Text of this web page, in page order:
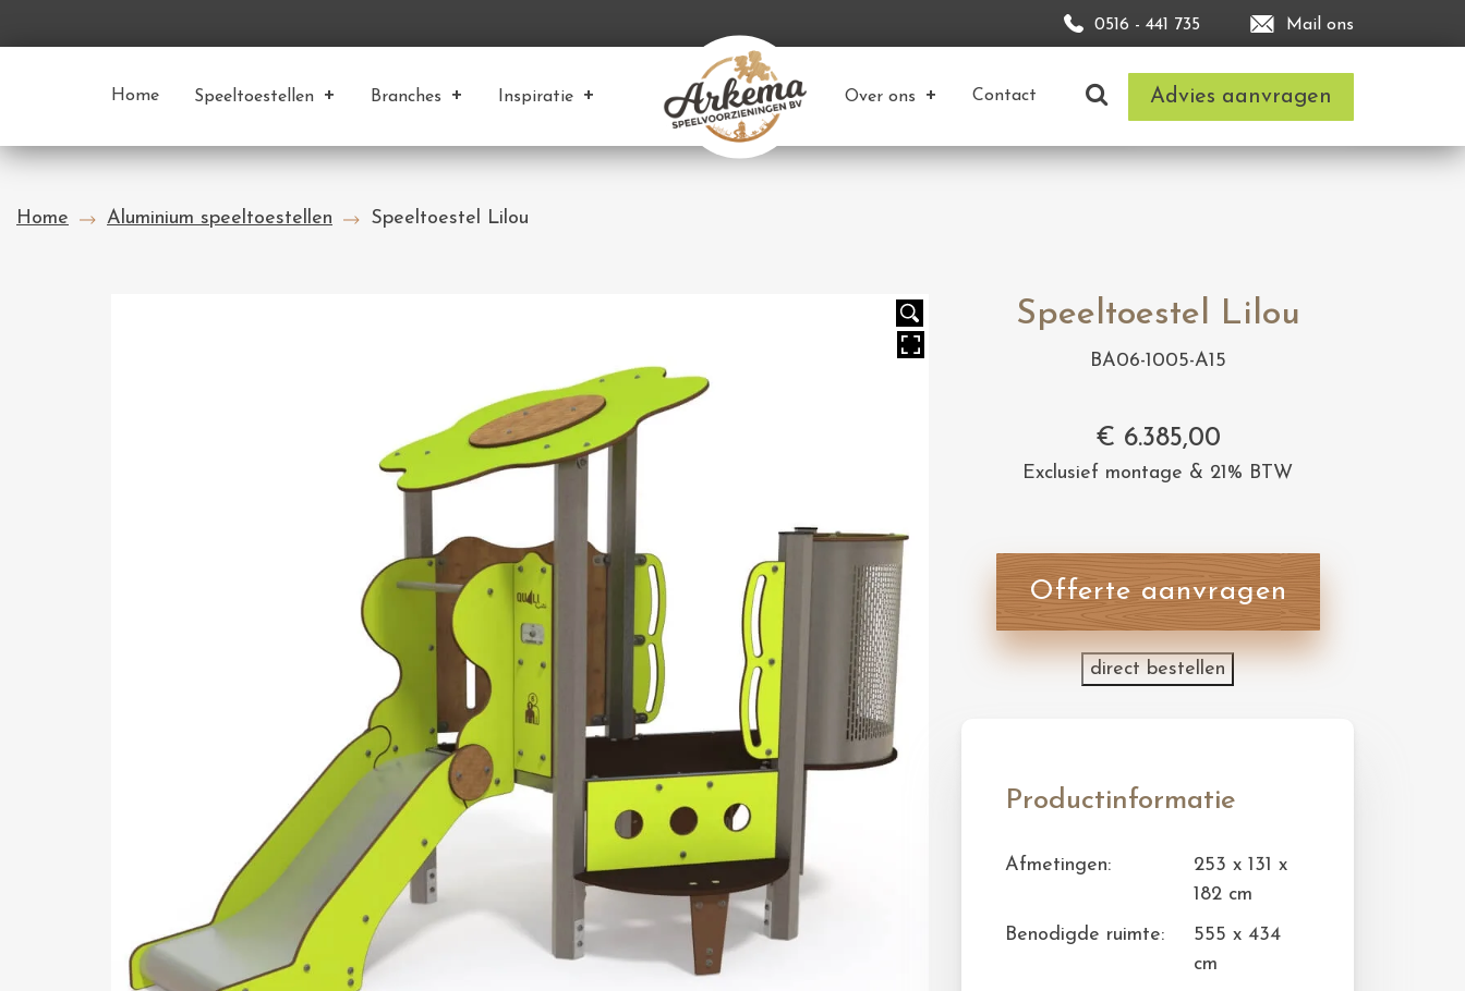
0516 - 441 735 Mail ons
Home Speeltoestellen Branches Inspiratie Over ons Contact Advies aanvragen
Home Aluminium speeltoestellen Speeltoestel Lilou
Speeltoestel Lilou
BA06-1005-A15
€ 6.385,00
Exclusief montage & 21% BTW
Offerte aanvragen
direct bestellen
Productinformatie
Afmetingen:
253 x 131 x
182 cm
Benodigde ruimte:
555 x 434
cm